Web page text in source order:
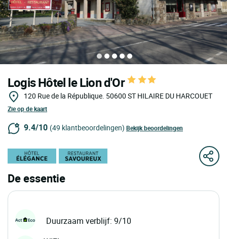
Logis Hôtel le Lion d'Or
120 Rue de la République. 50600 ST HILAIRE DU HARCOUET
Zie op de kaart
9.4/10 (49 klantbeoordelingen) Bekijk beoordelingen
De essentie
Duurzaam verblijf: 9/10